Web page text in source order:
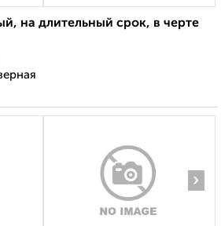
на длительный срок, в черте
›